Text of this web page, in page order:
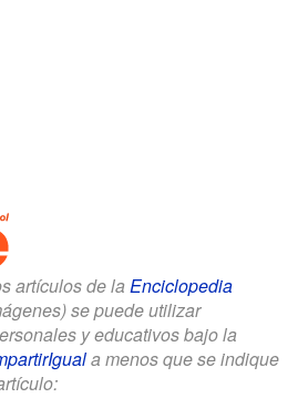
artículos de la Enciclopedia
se puede utilizar
y educativos bajo la
a menos que se indique